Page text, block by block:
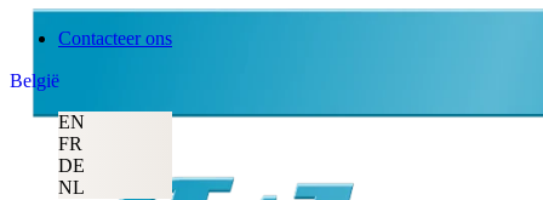
Contacteer ons
België
EN
FR
DE
NL